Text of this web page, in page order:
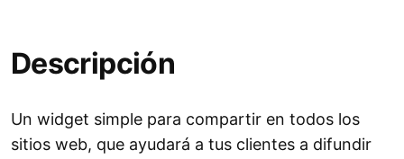
Descripción
Un widget simple para compartir en todos los
sitios web, que ayudará a tus clientes a difundir